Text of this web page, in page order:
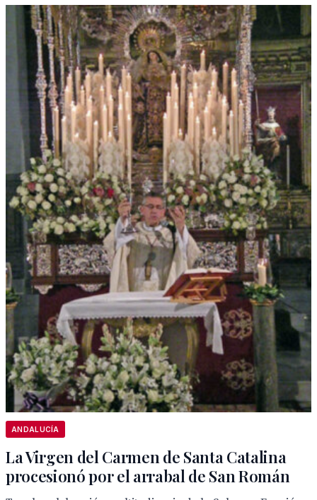
ANDALUCÍA
La Virgen del Carmen de Santa Catalina
procesionó por el arrabal de San Román